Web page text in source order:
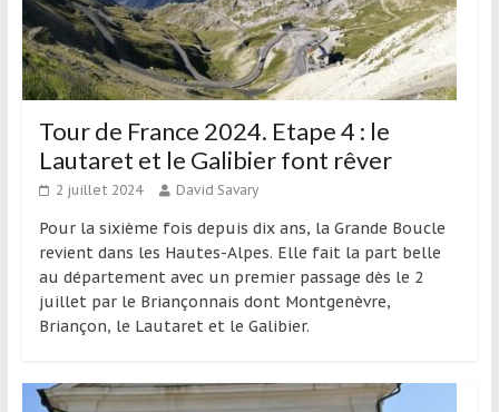
Tour de France 2024. Etape 4 : le
Lautaret et le Galibier font rêver
2 juillet 2024 David Savary
Pour la sixième fois depuis dix ans, la Grande Boucle
revient dans les Hautes-Alpes. Elle fait la part belle
au département avec un premier passage dès le 2
juillet par le Briançonnais dont Montgenèvre,
Briançon, le Lautaret et le Galibier.